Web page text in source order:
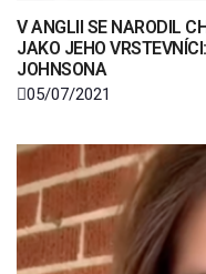
V ANGLII SE NARODIL
JAKO JEHO
JOHNSONA
05/07/2021